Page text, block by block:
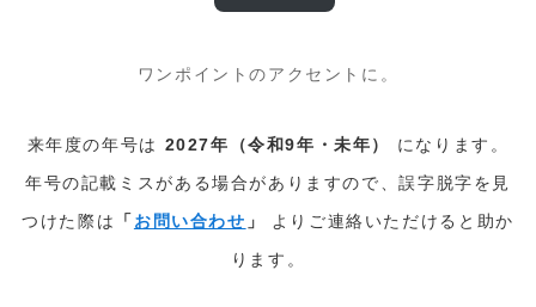
ワンポイントのアクセントに。
来年度の年号は 2027年（令和9年・未年）
になります。
年号の記載ミスがある場合がありますので、誤字脱字を見
つけた際は
「 お問い合わせ 」
よりご連絡いただけると助か
ります。